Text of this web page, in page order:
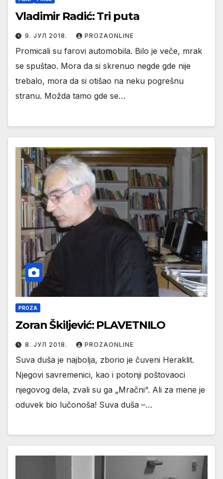
Vladimir Radić: Tri puta
9. ЈУЛ 2018. PROZAONLINE
Promicali su farovi automobila. Bilo je veče, mrak
se spuštao. Mora da si skrenuo negde gde nije
trebalo, mora da si otišao na neku pogrešnu
stranu. Možda tamo gde se…
PROZA
Zoran Škiljević: PLAVETNILO
8. ЈУЛ 2018. PROZAONLINE
Suva duša je najbolja, zborio je čuveni Heraklit.
Njegovi savremenici, kao i potonji poštovaoci
njegovog dela, zvali su ga „Mračni“. Ali za mene je
oduvek bio lučonoša! Suva duša –…